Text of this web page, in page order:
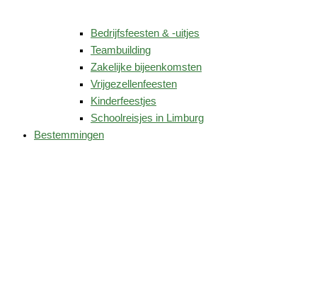
Bedrijfsfeesten & -uitjes
Teambuilding
Zakelijke bijeenkomsten
Vrijgezellenfeesten
Kinderfeestjes
Schoolreisjes in Limburg
Bestemmingen